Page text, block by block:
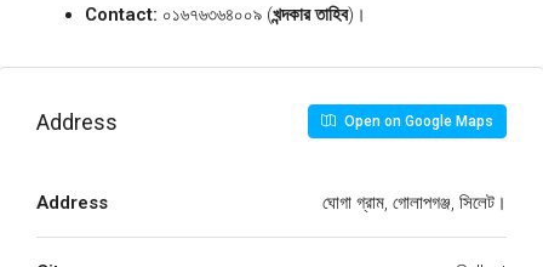
Contact: ০১৬৭৬৩৬৪০০৯ (খন্দকার তাহিব)।
Address Open on Google Maps
Address ঘোগা গ্রাম, গোলাপগঞ্জ, সিলেট।